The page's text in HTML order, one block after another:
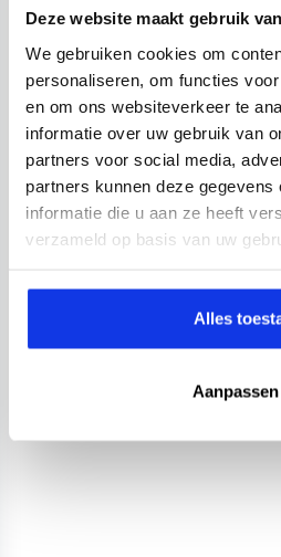
Deze website maakt gebruik
We gebruiken cookies om
personaliseren, om functies
en om ons websiteverkeer te
informatie over uw gebruik van
partners voor social media,
partners kunnen deze
informatie die u aan ze heeft
verzameld op basis van uw
Alles
Aanpassen